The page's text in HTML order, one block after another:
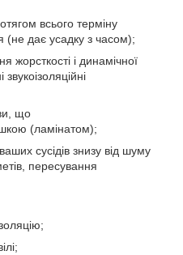
всього терміну
(не дає усадку з часом);
і динамічної
що
(ламінатом);
сусідів знизу від шуму
пересування